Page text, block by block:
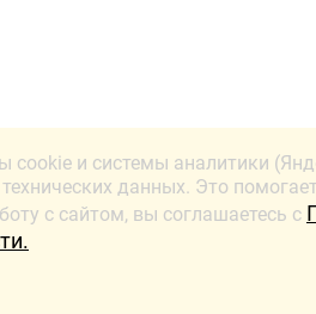
и системы аналитики
данных. Это
с сайтом, вы соглашаетесь с